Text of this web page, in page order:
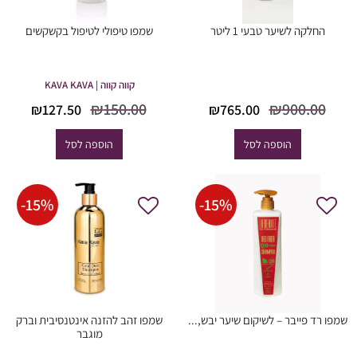
החלקה לשיער טבעי 1 ליטר
₪900.00
המחיר
היה:
₪900.00.
₪765.00
הוספה לסל
שמפו טיפולי לטיפול בקשקשים
קווה קווה | KAVA KAVA
₪150.00
המחיר
היה:
₪150.00.
₪127.50
הוספה לסל
-15%
שמפו רד פייבר – לשיקום שיער יבש,...
-15%
שמפו זהב להזנה אינטנסיבית וברק
מוגבר